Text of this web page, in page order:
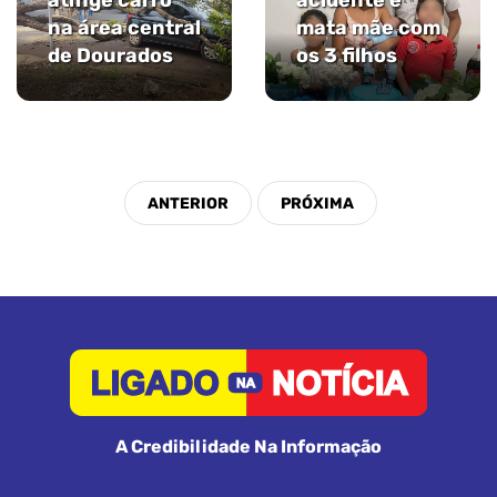
na área central
de Dourados
mata mãe com
os 3 filhos
A Credibilidade Na Informação